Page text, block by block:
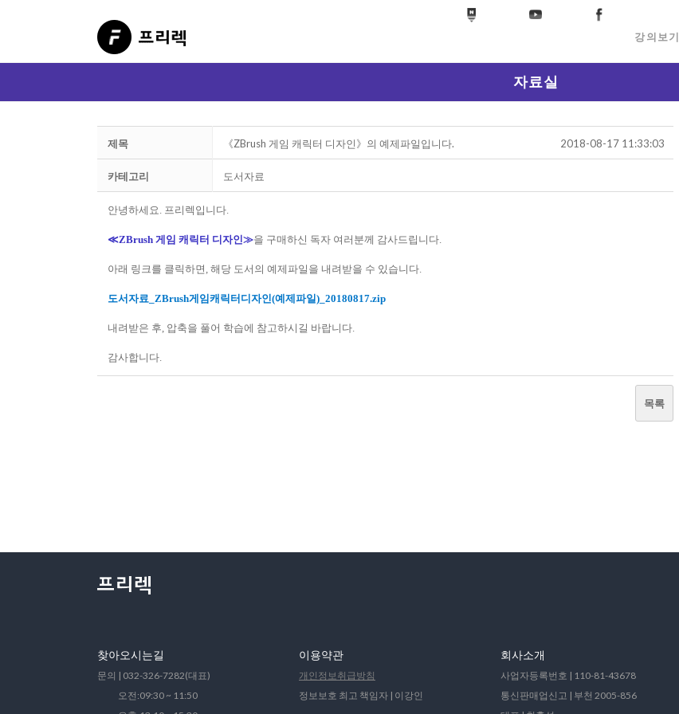
강의보기
자료실
제목 《ZBrush 게임 캐릭터 디자인》의 예제파일입니다. 2018-08-17 11:33:03
카테고리 도서자료
안녕하세요. 프리렉입니다.
≪ZBrush 게임 캐릭터 디자인≫을 구매하신 독자 여러분께 감사드립니다.
아래 링크를 클릭하면, 해당 도서의 예제파일을 내려받을 수 있습니다.
도서자료_ZBrush게임캐릭터디자인(예제파일)_20180817.zip
내려받은 후, 압축을 풀어 학습에 참고하시길 바랍니다.
감사합니다.
목록
찾아오시는길
문의 | 032-326-7282(대표)
오전:09:30 ~ 11:50
이용약관
개인정보취급방침
정보보호 최고 책임자 | 이강인
회사소개
사업자등록번호 | 110-81-43678
통신판매업신고 | 부천 2005-856